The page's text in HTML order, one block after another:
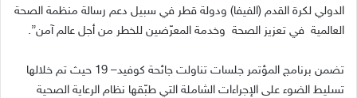
الدولي لكرة القدم (الفيفا) ودولة قطر في سبيل دعم رسالة منظمة الصحة
العالمية في تعزيز الصحة وخدمة المعرّضين للخطر من أجل عالم آمن”.
تضمن برنامج المؤتمر جلسات تناولت جائحة كوفيد– 19
حيث تم خلالها
تسليط الضوء على الإجراءات الشاملة التي طبّقها نظام الرعاية الصحية